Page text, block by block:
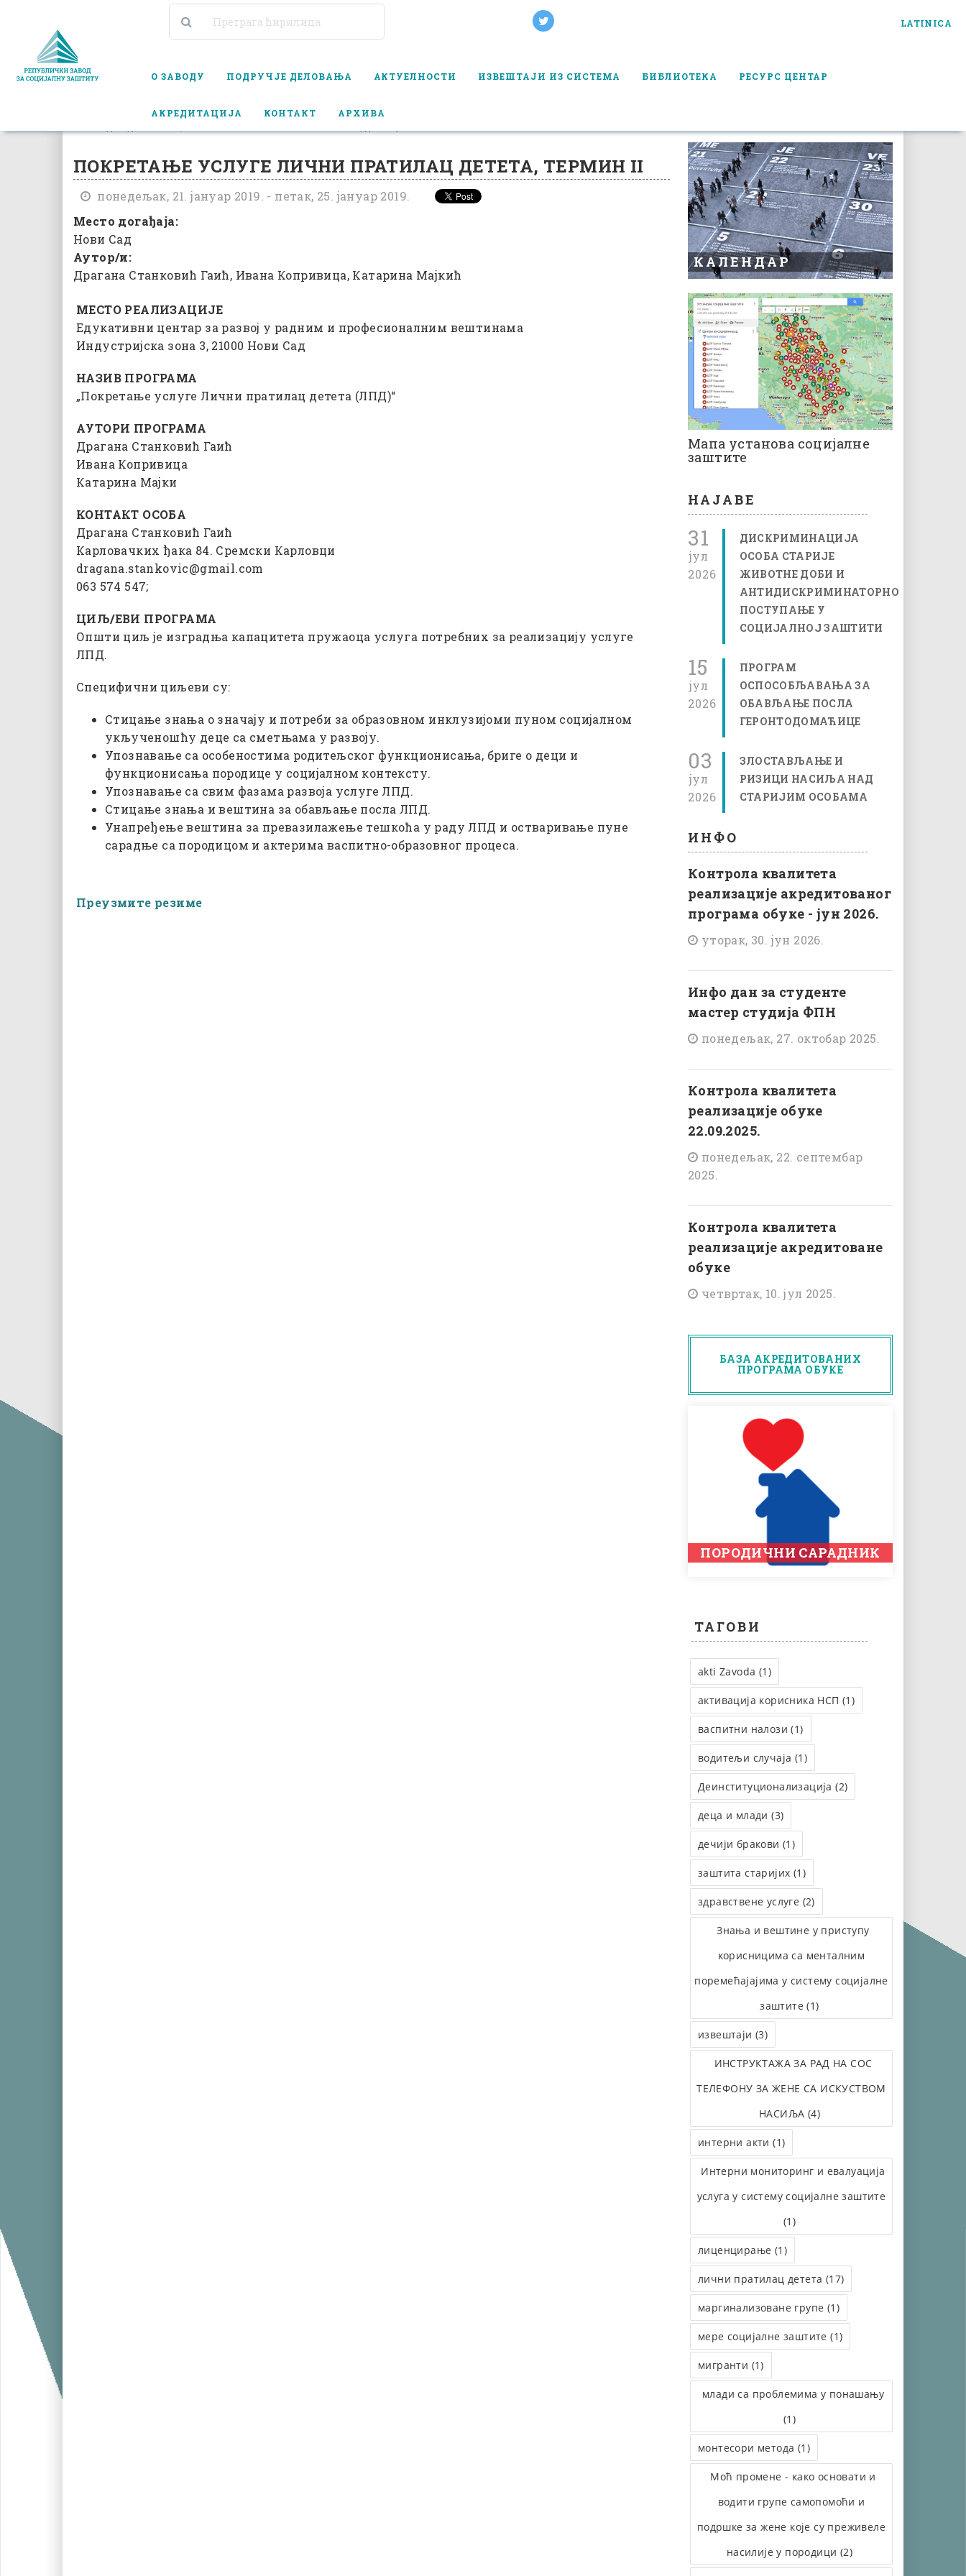
LATINICA
О ЗАВОДУ ПОДРУЧЈЕ ДЕЛОВАЊА АКТУЕЛНОСТИ ИЗВЕШТАЈИ ИЗ СИСТЕМА БИБЛИОТЕКА РЕСУРС ЦЕНТАР
АКРЕДИТАЦИЈА КОНТАКТ АРХИВА
ПОКРЕТАЊЕ УСЛУГЕ ЛИЧНИ ПРАТИЛАЦ ДЕТЕТА, ТЕРМИН II
понедељак, 21. јануар 2019. - петак, 25. јануар 2019.
Место догађаја:
Нови Сад
Аутор/и:
Драгана Станковић Гаић, Ивана Копривица, Катарина Мајкић
МЕСТО РЕАЛИЗАЦИЈЕ
Едукативни центар за развој у радним и професионалним вештинама
Индустријска зона 3, 21000 Нови Сад
НАЗИВ ПРОГРАМА
„Покретање услуге Лични пратилац детета (ЛПД)“
АУТОРИ ПРОГРАМА
Драгана Станковић Гаић
Ивана Копривица
Катарина Мајки
КОНТАКТ ОСОБА
Драгана Станковић Гаић
Карловачких ђака 84. Сремски Карловци
dragana.stankovic@gmail.com
063 574 547;
ЦИЉ/ЕВИ ПРОГРАМА
Општи циљ је изградња капацитета пружаоца услуга потребних за реализацију услуге
ЛПД.
Специфични циљеви су:
Стицање знања о значају и потреби за образовном инклузијоми пуном социјалном
укљученошћу деце са сметњама у развоју.
Упознавање са особеностима родитељског функционисања, бриге о деци и
функционисања породице у социјалном контексту.
Упознавање са свим фазама развоја услуге ЛПД.
Стицање знања и вештина за обављање посла ЛПД.
Унапређењe вештина за превазилажење тешкоћа у раду ЛПД и остваривање пуне
сарадње са породицом и актерима васпитно-образовног процеса.
Преузмите резиме
КАЛЕНДАР
Мапа установа социјалне
заштите
НАЈАВЕ
31
јул
2026
ДИСКРИМИНАЦИЈА
ОСОБА СТАРИЈЕ
ЖИВОТНЕ ДОБИ И
АНТИДИСКРИМИНАТОРНО
ПОСТУПАЊЕ У
СОЦИЈАЛНОЈ ЗАШТИТИ
15
јул
2026
ПРОГРАМ
ОСПОСОБЉАВАЊА ЗА
ОБАВЉАЊЕ ПОСЛА
ГЕРОНТОДОМАЋИЦЕ
03
јул
2026
ЗЛОСТАВЉАЊЕ И
РИЗИЦИ НАСИЉА НАД
СТАРИЈИМ ОСОБАМА
ИНФО
Контрола квалитета
реализације акредитованог
програма обуке - јун 2026.
уторак, 30. јун 2026.
Инфо дан за студенте
мастер студија ФПН
понедељак, 27. октобар 2025.
Контрола квалитета
реализације обуке
22.09.2025.
понедељак, 22. септембар
2025.
Контрола квалитета
реализације акредитоване
обуке
четвртак, 10. јул 2025.
БАЗА АКРЕДИТОВАНИХ
ПРОГРАМА ОБУКЕ
ПОРОДИЧНИ САРАДНИК
ТАГОВИ
akti Zavoda (1)
активација корисника НСП (1)
васпитни налози (1)
водитељи случаја (1)
Деинституционализација (2)
деца и млади (3)
дечији бракови (1)
заштита старијих (1)
здравствене услуге (2)
Знања и вештине у приступу
корисницима са менталним
поремећајајима у систему социјалне
заштите (1)
извештаји (3)
ИНСТРУКТАЖА ЗА РАД НА СОС
ТЕЛЕФОНУ ЗА ЖЕНЕ СА ИСКУСТВОМ
НАСИЉА (4)
интерни акти (1)
Интерни мониторинг и евалуација
услуга у систему социјалне заштите
(1)
лиценцирање (1)
лични пратилац детета (17)
маргинализоване групе (1)
мере социјалне заштите (1)
мигранти (1)
млади са проблемима у понашању
(1)
монтесори метода (1)
Моћ промене - како основати и
водити групе самопомоћи и
подршке за жене које су преживеле
насилије у породици (2)